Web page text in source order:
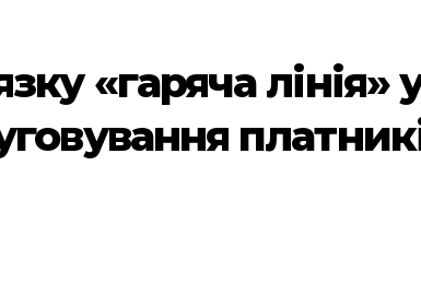
«гаряча лінія»